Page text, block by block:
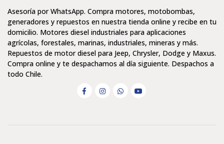
Asesoría por WhatsApp. Compra motores, motobombas,
generadores y repuestos en nuestra tienda online y recibe en tu
domicilio. Motores diesel industriales para aplicaciones
agrícolas, forestales, marinas, industriales, mineras y más.
Repuestos de motor diesel para Jeep, Chrysler, Dodge y Maxus.
Compra online y te despachamos al día siguiente. Despachos a
todo Chile.